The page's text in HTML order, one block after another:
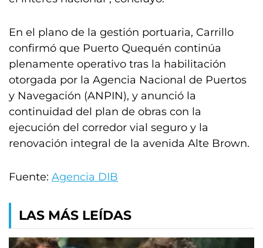
En el plano de la gestión portuaria, Carrillo
confirmó que Puerto Quequén continúa
plenamente operativo tras la habilitación
otorgada por la Agencia Nacional de Puertos
y Navegación (ANPIN), y anunció la
continuidad del plan de obras con la
ejecución del corredor vial seguro y la
renovación integral de la avenida Alte Brown.
Fuente: Agencia DIB
LAS MÁS LEÍDAS